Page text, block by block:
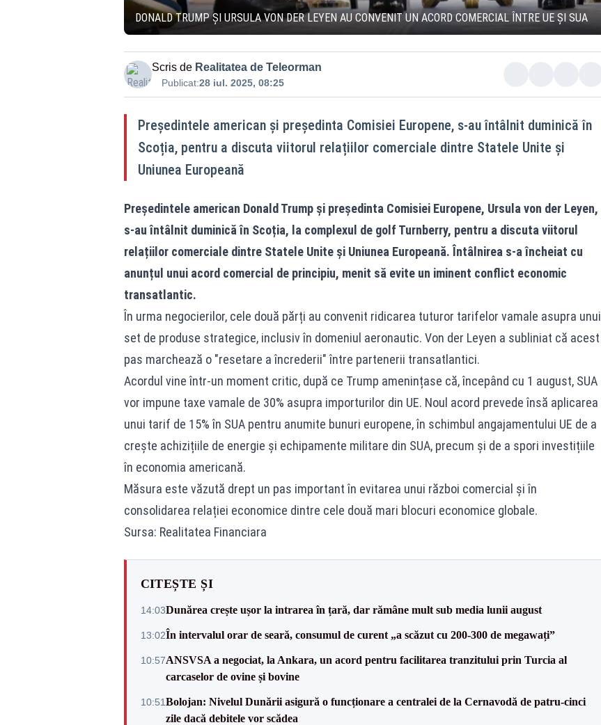
DONALD TRUMP ȘI URSULA VON DER LEYEN AU CONVENIT UN ACORD COMERCIAL ÎNTRE UE ȘI SUA
Scris de Realitatea de Teleorman
Publicat:28 iul. 2025, 08:25
Președintele american și președinta Comisiei Europene, s-au întâlnit duminică în
Scoția, pentru a discuta viitorul relațiilor comerciale dintre Statele Unite și
Uniunea Europeană
Președintele american Donald Trump și președinta Comisiei Europene, Ursula von der Leyen,
s-au întâlnit duminică în Scoția, la complexul de golf Turnberry, pentru a discuta viitorul
relațiilor comerciale dintre Statele Unite și Uniunea Europeană. Întâlnirea s-a încheiat cu
anunțul unui acord comercial de principiu, menit să evite un iminent conflict economic
transatlantic.
În urma negocierilor, cele două părți au convenit ridicarea tuturor tarifelor vamale asupra unui
set de produse strategice, inclusiv în domeniul aeronautic. Von der Leyen a subliniat că acest
pas marchează o "resetare a încrederii" între partenerii transatlantici.
Acordul vine într-un moment critic, după ce Trump amenințase că, începând cu 1 august, SUA
vor impune taxe vamale de 30% asupra importurilor din UE. Noul acord prevede însă aplicarea
unui tarif de 15% în SUA pentru anumite bunuri europene, în schimbul angajamentului UE de a
crește achizițiile de energie și echipamente militare din SUA, precum și de a spori investițiile
în economia americană.
Măsura este văzută drept un pas important în evitarea unui război comercial și în
consolidarea relației economice dintre cele două mari blocuri economice globale.
Sursa: Realitatea Financiara
CITEȘTE ȘI
14:03Dunărea crește ușor la intrarea în țară, dar rămâne mult sub media lunii august
13:02În intervalul orar de seară, consumul de curent „a scăzut cu 200-300 de megawați”
10:57ANSVSA a negociat, la Ankara, un acord pentru facilitarea tranzitului prin Turcia al
carcaselor de ovine și bovine
10:51Bolojan: Nivelul Dunării asigură o funcționare a centralei de la Cernavodă de patru-cinci
zile dacă debitele vor scădea